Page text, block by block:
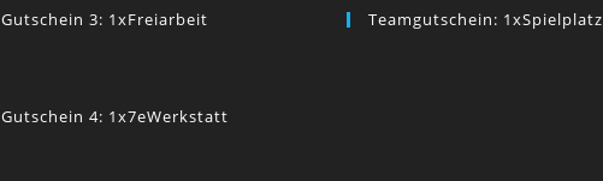
Gutschein 3: 1xFreiarbeit
Gutschein 4: 1x7eWerkstatt
Teamgutschein: 1xSpielplatz